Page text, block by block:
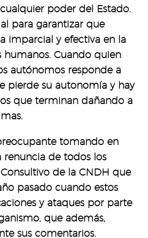
poder del Estado.
para garantizar que
imparcial y efectiva en la
humanos. Cuando quien
autónomos responde a
pierde su autonomía y hay
que terminan dañando a
tomando en
de todos los
de la CNDH que
pasado cuando estos
y ataques por parte
que además,
sus comentarios.